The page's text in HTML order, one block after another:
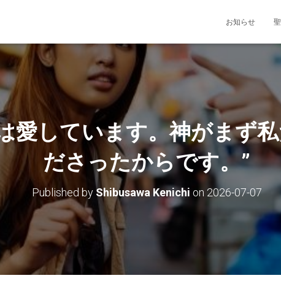
お知らせ
愛しています。神がまず
ださったからです。”
Published by Shibusawa Kenichi on 2026-07-07